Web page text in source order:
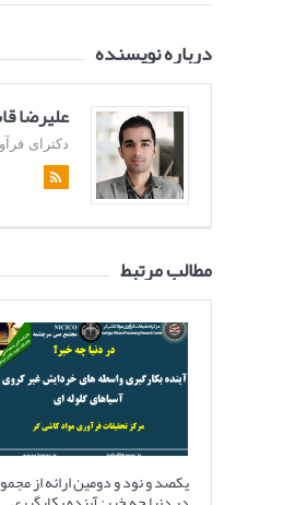
درباره نویسنده
علیرضا
دکترای
مطالب مرتبط
یکصد و نود و دومین ارائه از